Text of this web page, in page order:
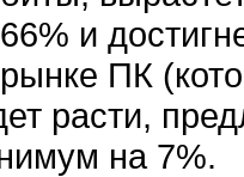
и
ПК
расти,
на 7%.